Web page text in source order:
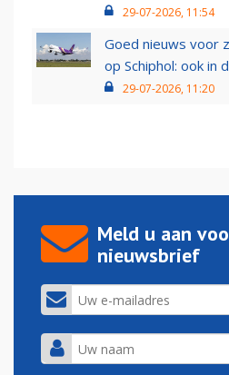
29-07-2026, 11:54
Goed nieuws voor
op Schiphol: ook in
29-07-2026, 11:20
Meld u aan
nieuwsbrief